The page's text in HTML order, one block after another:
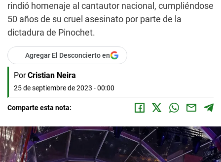
rindió homenaje al cantautor nacional, cumpliéndose
50 años de su cruel asesinato por parte de la
dictadura de Pinochet.
Agregar El Desconcierto en
Por Cristian Neira
25 de septiembre de 2023 - 00:00
Comparte esta nota: